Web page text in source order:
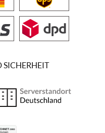
SICHERHEIT